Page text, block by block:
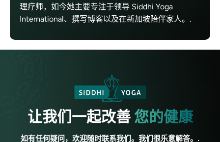
理疗师，如今她主要专注于领导 Siddhi Yoga
International、撰写博客以及在新加坡陪伴家人。.
让我们一起改善 您的健康
如有任何疑问，欢迎随时联系我们。我们很乐意解答。.